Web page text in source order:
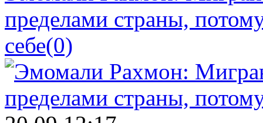
пределами страны,
себе(0)